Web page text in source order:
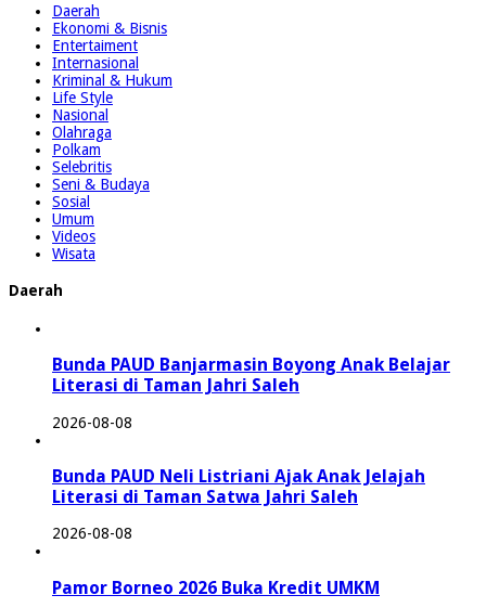
Daerah
Ekonomi & Bisnis
Entertaiment
Internasional
Kriminal & Hukum
Life Style
Nasional
Olahraga
Polkam
Selebritis
Seni & Budaya
Sosial
Umum
Videos
Wisata
Daerah
Bunda PAUD Banjarmasin Boyong Anak Belajar
Literasi di Taman Jahri Saleh
2026-08-08
Bunda PAUD Neli Listriani Ajak Anak Jelajah
Literasi di Taman Satwa Jahri Saleh
2026-08-08
Pamor Borneo 2026 Buka Kredit UMKM